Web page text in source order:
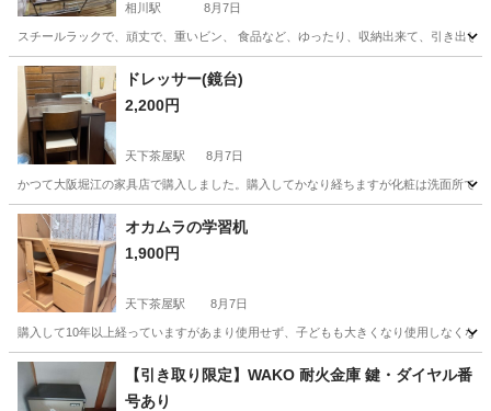
相川駅 8月7日
スチールラックで、頑丈で、重いビン、 食品など、ゆったり、収納出来て、引き出
大阪 大阪市 相川駅 収納家具
ドレッサー(鏡台)
2,200円
天下茶屋駅 8月7日
かつて大阪堀江の家具店で購入しました。購入してかなり経ちますが化粧は洗面所で
大阪 大阪市 天下茶屋駅 ドレッサー
オカムラの学習机
1,900円
天下茶屋駅 8月7日
購入して10年以上経っていますがあまり使用せず、子どもも大きくなり使用しなくな
大阪 大阪市 天下茶屋駅 テーブル オカムラ
【引き取り限定】WAKO 耐火金庫 鍵・ダイヤル番
号あり